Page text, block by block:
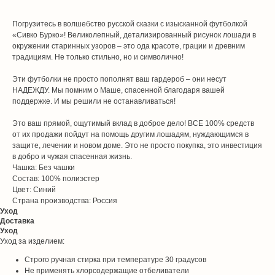
Погрузитесь в волшебство русской сказки с изысканной футболкой
«Сивко Бурко»! Великолепный, детализированный рисунок лошади в
окружении старинных узоров – это ода красоте, грации и древним
традициям. Не только стильно, но и символично!
Эти футболки не просто пополнят ваш гардероб – они несут
НАДЕЖДУ. Мы помним о Маше, спасенной благодаря вашей
поддержке. И мы решили не останавливаться!
Это ваш прямой, ощутимый вклад в доброе дело! ВСЕ 100% средств
от их продажи пойдут на помощь другим лошадям, нуждающимся в
защите, лечении и новом доме. Это не просто покупка, это инвестиция
в добро и чужая спасенная жизнь.
Чашка: Без чашки
Состав: 100% полиэстер
Цвет: Синий
Страна производства: Россия
Уход
Доставка
Уход
Уход за изделием:
Строго ручная стирка при температуре 30 градусов
Не применять хлорсодержащие отбеливатели